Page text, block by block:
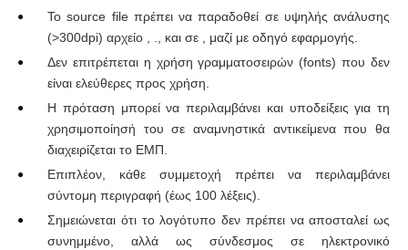
Το source file πρέπει να παραδοθεί σε υψηλής ανάλυσης
(>300dpi) αρχείο , ., και σε , μαζί με οδηγό εφαρμογής.
Δεν επιτρέπεται η χρήση γραμματοσειρών (fonts) που δεν
είναι ελεύθερες προς χρήση.
Η πρόταση μπορεί να περιλαμβάνει και υποδείξεις για τη
χρησιμοποίησή του σε αναμνηστικά αντικείμενα που θα
διαχειρίζεται το ΕΜΠ.
Επιπλέον, κάθε συμμετοχή πρέπει να περιλαμβάνει
σύντομη περιγραφή (έως 100 λέξεις).
Σημειώνεται ότι το λογότυπο δεν πρέπει να αποσταλεί ως
συνημμένο, αλλά ως σύνδεσμος σε ηλεκτρονικό